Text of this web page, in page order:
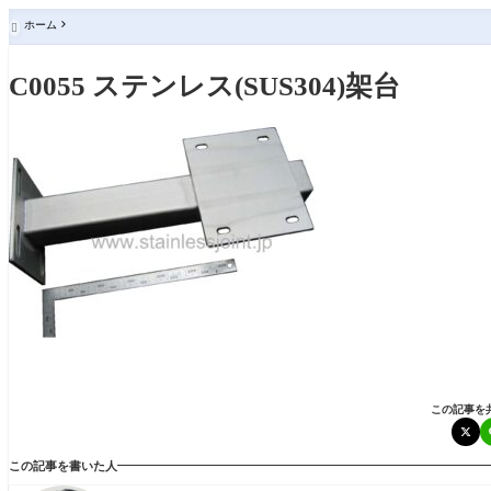
 ホーム
C0055 ステンレス(SUS304)架台
この記事を
この記事を書いた人